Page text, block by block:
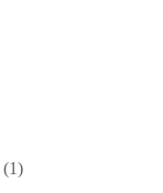
(1)